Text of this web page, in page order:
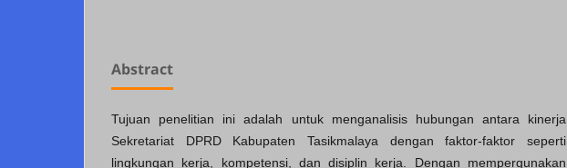
Abstract
Tujuan penelitian ini adalah untuk menganalisis hubungan antara kinerja
Sekretariat DPRD Kabupaten Tasikmalaya dengan faktor-faktor seperti
lingkungan kerja, kompetensi, dan disiplin kerja. Dengan mempergunakan